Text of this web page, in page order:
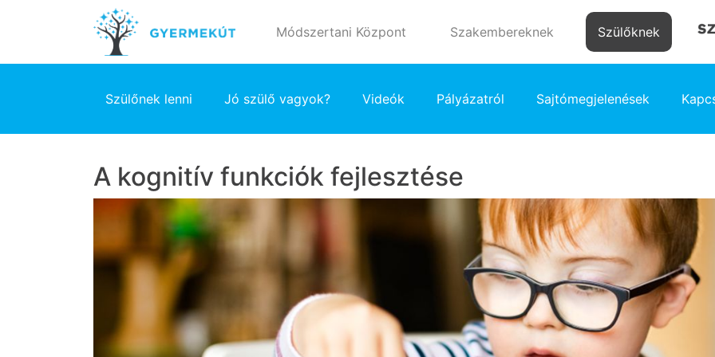
Módszertani Központ Szakembereknek Szülőknek
Szülőnek lenni Jó szülő vagyok? Videók Pályázatról Sajtómegjelenések
A kognitív funkciók fejlesztése